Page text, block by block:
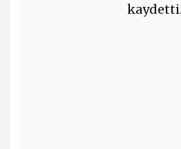
kaydetti.